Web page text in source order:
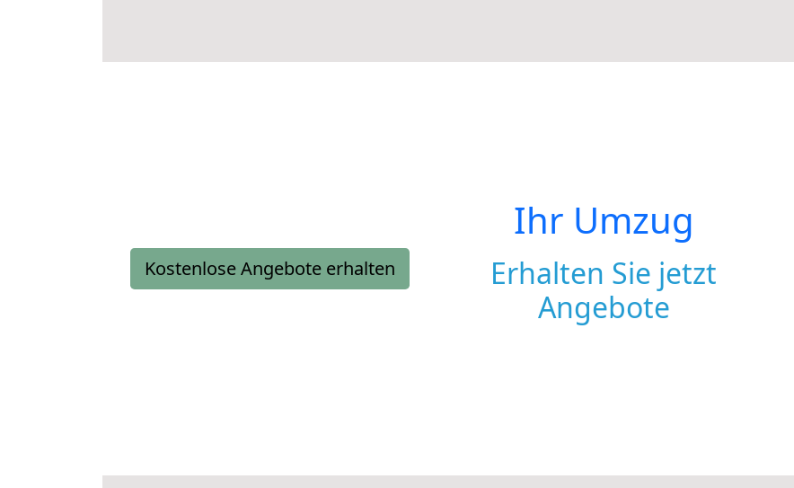
Kostenlose Angebote erhalten
Ihr Umzug
Erhalten Sie jetzt
Angebote